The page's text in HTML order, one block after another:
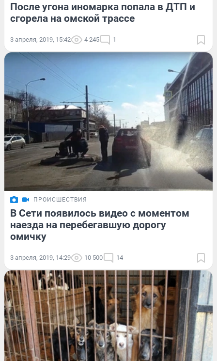
После угона иномарка попала в ДТП и
сгорела на омской трассе
3 апреля, 2019, 15:42 4 245 1
ПРОИСШЕСТВИЯ
В Сети появилось видео с моментом
наезда на перебегавшую дорогу
омичку
3 апреля, 2019, 14:29 10 500 14